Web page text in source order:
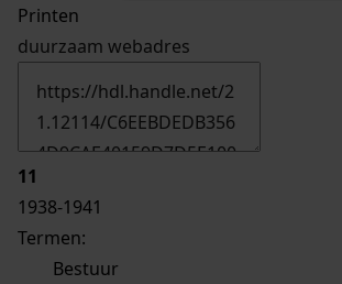
Printen
duurzaam webadres
11
1938-1941
Termen:
Bestuur